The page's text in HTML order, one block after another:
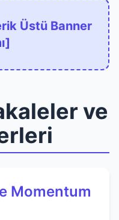
Üstü Banner
ve
Momentum